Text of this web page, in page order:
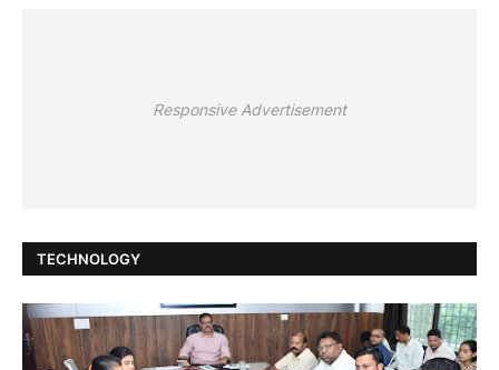
Responsive Advertisement
TECHNOLOGY